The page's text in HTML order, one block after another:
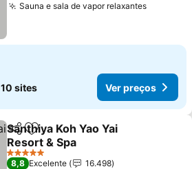
Sauna e sala de vapor relaxantesVer
10 sites Ver preços
PartilharAdicionar aos favoritos
Santhiya Koh Yao Yai
Resort & Spa
Ver preços
5 Estrelas
8,8 Excelente
16.498